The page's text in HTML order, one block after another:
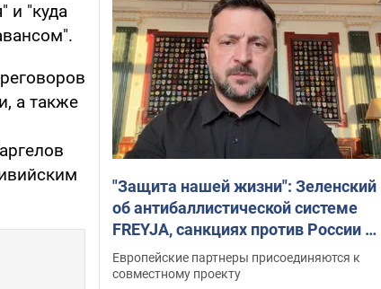
и "куда
а также
"Защита нашей жизни": Зеленский
об антибаллистической системе
FREYJA, санкциях против России и
поддержке аграриев. Видео
Европейские партнеры присоединяются к
совместному проекту